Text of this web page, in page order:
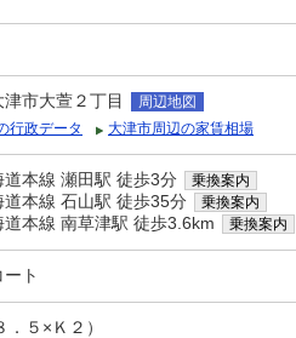
市大萱２丁目
周辺地図
行政データ
大津市周辺の家賃相場
道本線 瀬田駅 徒歩3分 乗換案内
道本線 石山駅 徒歩35分 乗換案内
道本線 南草津駅 徒歩3.6km 乗換案内
ト
．５×Ｋ２）